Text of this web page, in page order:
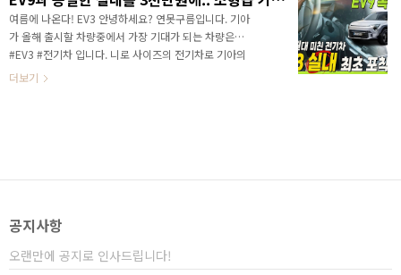
여름에 나온다! EV3 안녕하세요? 연못구름입니다. 기아
가 올해 출시할 차량중에서 가장 기대가 되는 차량은
#EV3 #전기차 입니다. 니로 사이즈의 전기차로 기아의
핵심 전기차이면서, 진짜 대중화를 이끌 차량이죠? 가장
나보세요!
더보기
공지사항
오랜만에 공지로 인사드립니다!